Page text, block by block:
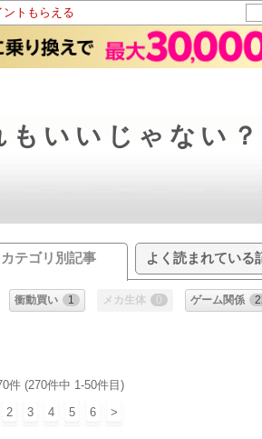
トもらえる
いいじゃない？
カテゴリ別記事 よく読まれている
衝動買い 1 メカ生体 0 ゲーム関係
件 (270件中 1-50件目)
2 3 4 5 6 >